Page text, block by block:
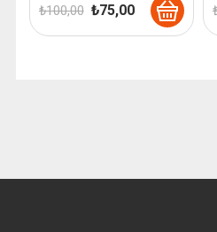
₺100,00 Orijinal
₺ 100,00.
₺75,00Şu
andaki
fiyat: